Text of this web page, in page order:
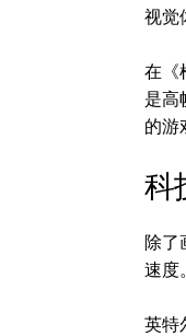
视觉
在《
是高
的游
科
除了
速度
英特